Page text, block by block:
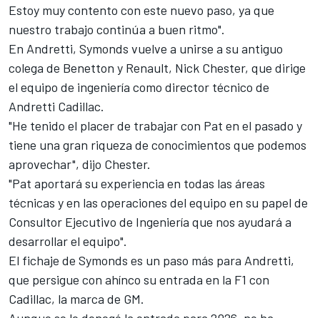
Estoy muy contento con este nuevo paso, ya que
nuestro trabajo continúa a buen ritmo".
En Andretti, Symonds vuelve a unirse a su antiguo
colega de Benetton y Renault, Nick Chester, que dirige
el equipo de ingeniería como director técnico de
Andretti Cadillac.
"He tenido el placer de trabajar con Pat en el pasado y
tiene una gran riqueza de conocimientos que podemos
aprovechar", dijo Chester.
"Pat aportará su experiencia en todas las áreas
técnicas y en las operaciones del equipo en su papel de
Consultor Ejecutivo de Ingeniería que nos ayudará a
desarrollar el equipo".
El fichaje de Symonds es un paso más para Andretti,
que persigue con ahínco su entrada en la F1 con
Cadillac, la marca de GM.